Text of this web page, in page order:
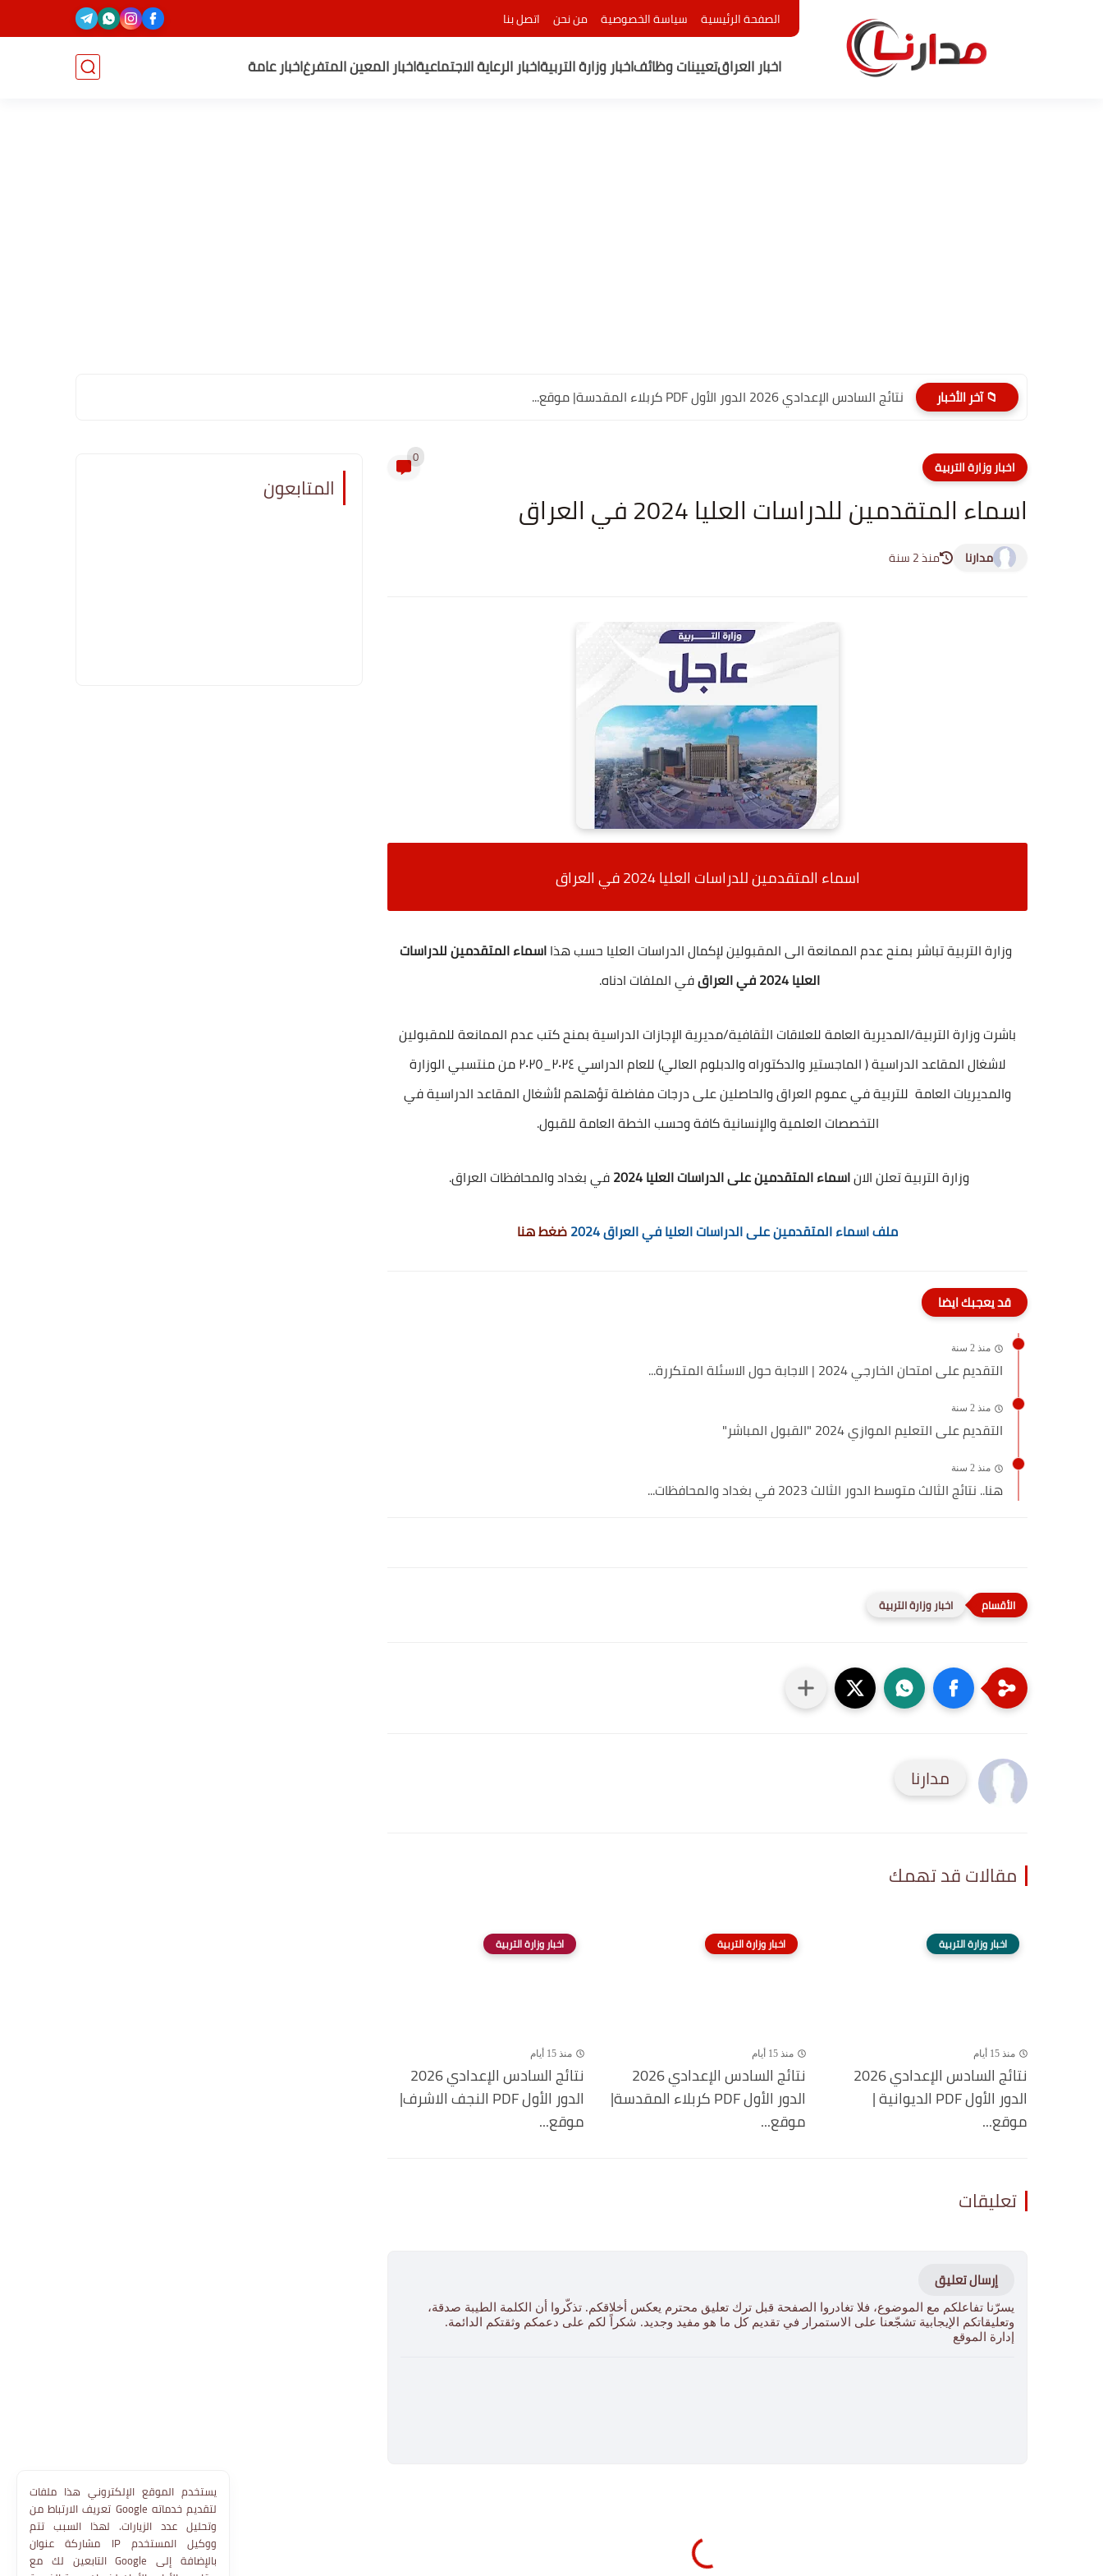
الصفحة الرئيسية سياسة الخصوصية من نحن اتصل بنا
اخبار العراقتعيينات وظائفاخبار وزارة التربيةاخبار الرعاية الاجتماعيةاخبار المعين المتفرغاخبار عامة
📁 آخر الأخبار نتائج السادس الإعدادي 2026 الدور الأول PDF كربلاء المقدسة| موقع...
اخبار وزارة التربية 0
اسماء المتقدمين للدراسات العليا 2024 في العراق
مدارنا منذ 2 سنة
اسماء المتقدمين للدراسات العليا 2024 في العراق
وزارة التربية تباشر بمنح عدم الممانعة الى المقبولين لإكمال الدراسات العليا حسب هذااسماء المتقدمين للدراسات
العليا 2024 في العراق
في الملفات ادناه.
باشرت وزارة التربية/المديرية العامة للعلاقات الثقافية/مديرية الإجازات الدراسية بمنح كتب عدم الممانعة للمقبولين
لاشغال المقاعد الدراسية ( الماجستير والدكتوراه والدبلوم العالي) للعام الدراسي ٢٠٢٤_٢٠٢٥ من منتسبي الوزارة
والمديريات العامة للتربية في عموم العراق والحاصلين على درجات مفاضلة تؤهلهم لأشغال المقاعد الدراسية في
التخصصات العلمية والإنسانية كافة وحسب الخطة العامة للقبول.
وزارة التربية تعلن الاناسماء المتقدمين على الدراسات العليا 2024 في بغداد والمحافظات العراق.
ملف اسماء المتقدمين على الدراسات العليا في العراق 2024 ضغط هنا
قد يعجبك ايضا
منذ 2 سنة
التقديم على امتحان الخارجي 2024 | الاجابة حول الاسئلة المتكررة...
منذ 2 سنة
التقديم على التعليم الموازي 2024 "القبول المباشر"
منذ 2 سنة
هنا.. نتائج الثالث متوسط الدور الثالث 2023 في بغداد والمحافظات...
اخبار وزارة التربية
مدارنا
مقالات قد تهمك
اخبار وزارة التربية
منذ 15 أيام
نتائج السادس الإعدادي 2026
الدور الأول PDF الديوانية |
موقع...
اخبار وزارة التربية
منذ 15 أيام
نتائج السادس الإعدادي 2026
الدور الأول PDF كربلاء المقدسة|
موقع...
اخبار وزارة التربية
منذ 15 أيام
نتائج السادس الإعدادي 2026
الدور الأول PDF النجف الاشرف|
موقع...
تعليقات
إرسال تعليق
يسرّنا تفاعلكم مع الموضوع، فلا تغادروا الصفحة قبل ترك تعليق محترم يعكس أخلاقكم. تذكّروا أن الكلمة الطيبة صدقة،
وتعليقاتكم الإيجابية تشجّعنا على الاستمرار في تقديم كل ما هو مفيد وجديد. شكراً لكم على دعمكم وثقتكم الدائمة.
إدارة الموقع
المتابعون
يستخدم الموقع الإلكتروني هذا ملفات
تعريف الارتباط من Google لتقديم خدماته
وتحليل عدد الزيارات. لهذا السبب تتم
مشاركة عنوان IP ووكيل المستخدم
التابعين لك مع Google بالإضافة إلى